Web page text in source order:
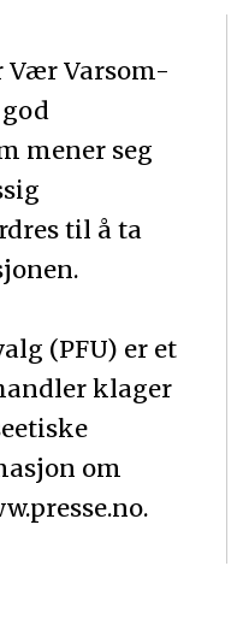
Vær Varsom-
mener seg
til å ta
(PFU) er et
klager
om